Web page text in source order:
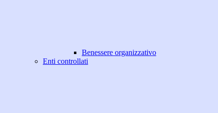
Benessere organizzativo
Enti controllati